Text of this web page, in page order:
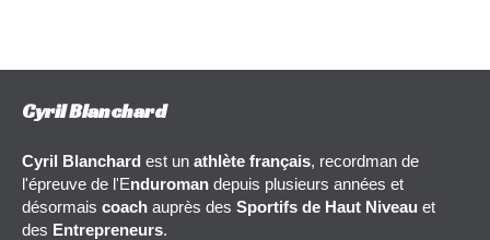
Cyril Blanchard
Cyril Blanchard est un athlète français, recordman de
l'épreuve de l'Enduroman depuis plusieurs années et
désormais coach auprès des Sportifs de Haut Niveau et
des Entrepreneurs.